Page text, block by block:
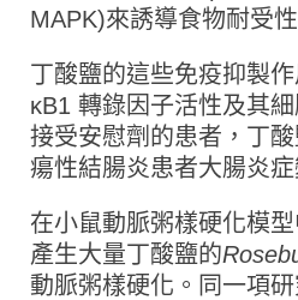
MAPK)來誘導食物耐受性
丁酸鹽的這些免疫抑製
κB1 轉錄因子活性及其
接受安慰劑的患者，丁
瘍性結腸炎患者大腸炎
在小鼠動脈粥樣硬化模
產生大量丁酸鹽的
動脈粥樣硬化。同一項